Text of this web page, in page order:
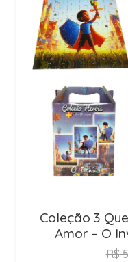
Coleção 3
Amor – O
R$